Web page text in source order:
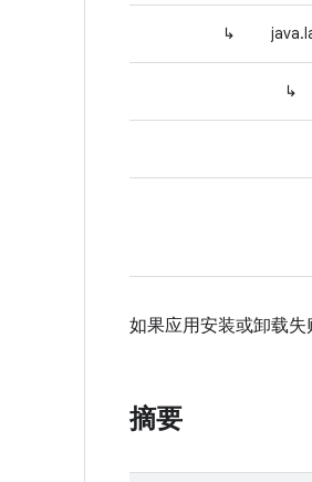
↳
↳
如果应用安装或卸载失
摘要